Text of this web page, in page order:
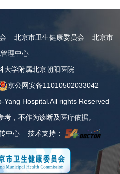
北京市卫生健康委员会
北京市
管理中心
大学附属北京朝阳医院
京公网安备11010502033042
Hospital.All rights Reserved
，不作为诊断及医疗依据。
中心 技术支持：